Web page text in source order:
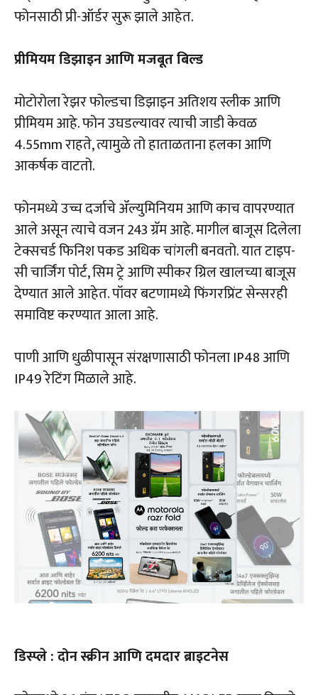
फोनसाठी प्री-ऑर्डर सुरू झाले आहेत.
प्रीमियम डिझाइन आणि मजबूत बिल्ड
मोटोरोला रेझर फोल्डचा डिझाइन अतिशय स्लीक आणि
प्रीमियम आहे. फोन उघडल्यावर त्याची जाडी केवळ
4.55mm राहते, त्यामुळे तो हाताळताना हलका आणि
आकर्षक वाटतो.
फोनमध्ये उच्च दर्जाचे ॲल्युमिनियम आणि काच वापरण्यात
आले असून त्याचे वजन 243 ग्रॅम आहे. मागील बाजूस दिलेला
टेक्सचर्ड फिनिश पकड अधिक चांगली बनवतो. यात टाइप-
सी चार्जिंग पोर्ट, सिम ट्रे आणि स्पीकर ग्रिल खालच्या बाजूस
देण्यात आले आहेत. पॉवर बटणामध्ये फिंगरप्रिंट सेन्सरही
समाविष्ट करण्यात आला आहे.
पाणी आणि धुळीपासून संरक्षणासाठी फोनला IP48 आणि
IP49 रेटिंग मिळाले आहे.
डिस्प्ले : दोन स्क्रीन आणि दमदार ब्राइटनेस